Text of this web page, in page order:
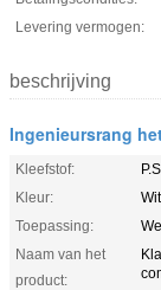
Levering vermogen:
beschrijving
Ingenieursrang
Kleefstof:
Kleur:
Toepassing:
Naam van het
product: